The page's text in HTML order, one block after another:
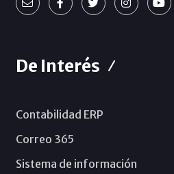
De Interés
Contabilidad ERP
Correo 365
Sistema de información